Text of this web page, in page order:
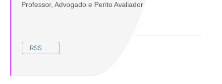
Professor, Advogado e Perito Avaliador
RSS